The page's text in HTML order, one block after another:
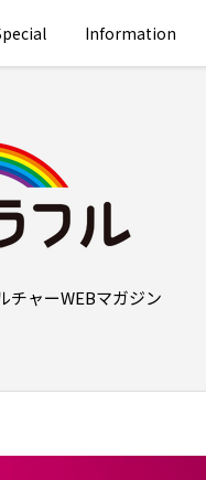
Information
ャーWEBマガジン